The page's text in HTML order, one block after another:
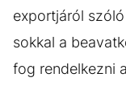
exportjáról
sokkal a
fog rendelkezni